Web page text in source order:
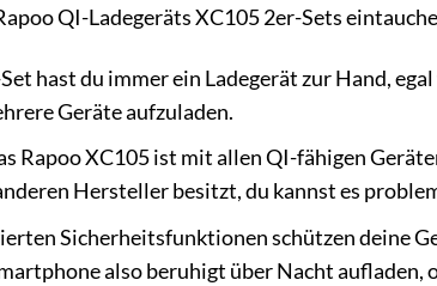
QI-Ladegeräts XC105 2er-Sets
hast du immer ein Ladegerät zur Hand,
Geräte aufzuladen.
Rapoo XC105 ist mit allen QI-fähigen
Hersteller besitzt, du kannst es
Sicherheitsfunktionen schützen deine
also beruhigt über Nacht aufladen,